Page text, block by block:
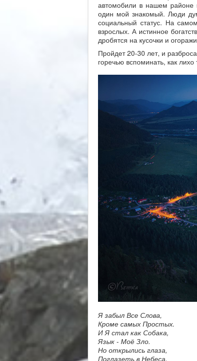
автомобили в нашем районе
один мой знакомый. Люди
социальный статус. На
взрослых. А истинное
дробятся на кусочки и
Пройдет 20-30 лет, и
горечью вспоминать, как
Я забыл Все Слова,
Кроме самых Простых.
И Я стал как Собака,
Язык - Моё Зло.
Но открылись глаза,
Поглазеть в Небеса.